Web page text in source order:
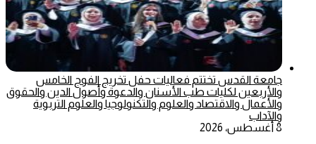
جامعة القدس تختتم فعاليات حفل تخريج الفوج الخامس
والأربعين لكليات طب الأسنان والدعوة وأصول الدين والحقوق
والأعمال والاقتصاد والعلوم والتكنولوجيا والعلوم التربوية
والآداب
8 أغسطس، 2026